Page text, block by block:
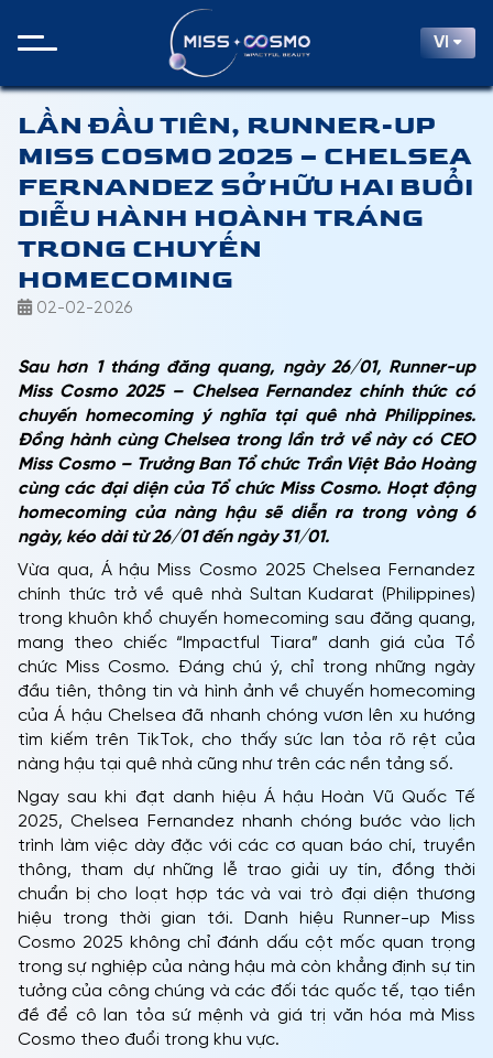
VI
LẦN ĐẦU TIÊN, RUNNER-UP
MISS COSMO 2025 – CHELSEA
FERNANDEZ SỞ HỮU HAI BUỔI
DIỄU HÀNH HOÀNH TRÁNG
TRONG CHUYẾN
HOMECOMING
02-02-2026
Sau hơn 1 tháng đăng quang, ngày 26/01, Runner-up
Miss Cosmo 2025 – Chelsea Fernandez chính thức có
chuyến homecoming ý nghĩa tại quê nhà Philippines.
Đồng hành cùng Chelsea trong lần trở về này có CEO
Miss Cosmo – Trưởng Ban Tổ chức Trần Việt Bảo Hoàng
cùng các đại diện của Tổ chức Miss Cosmo. Hoạt động
homecoming của nàng hậu sẽ diễn ra trong vòng 6
ngày, kéo dài từ 26/01 đến ngày 31/01.
Vừa qua, Á hậu Miss Cosmo 2025 Chelsea Fernandez
chính thức trở về quê nhà Sultan Kudarat (Philippines)
trong khuôn khổ chuyến homecoming sau đăng quang,
mang theo chiếc “Impactful Tiara” danh giá của Tổ
chức Miss Cosmo. Đáng chú ý, chỉ trong những ngày
đầu tiên, thông tin và hình ảnh về chuyến homecoming
của Á hậu Chelsea đã nhanh chóng vươn lên xu hướng
tìm kiếm trên TikTok, cho thấy sức lan tỏa rõ rệt của
nàng hậu tại quê nhà cũng như trên các nền tảng số.
Ngay sau khi đạt danh hiệu Á hậu Hoàn Vũ Quốc Tế
2025, Chelsea Fernandez nhanh chóng bước vào lịch
trình làm việc dày đặc với các cơ quan báo chí, truyền
thông, tham dự những lễ trao giải uy tín, đồng thời
chuẩn bị cho loạt hợp tác và vai trò đại diện thương
hiệu trong thời gian tới. Danh hiệu Runner-up Miss
Cosmo 2025 không chỉ đánh dấu cột mốc quan trọng
trong sự nghiệp của nàng hậu mà còn khẳng định sự tin
tưởng của công chúng và các đối tác quốc tế, tạo tiền
đề để cô lan tỏa sứ mệnh và giá trị văn hóa mà Miss
Cosmo theo đuổi trong khu vực.